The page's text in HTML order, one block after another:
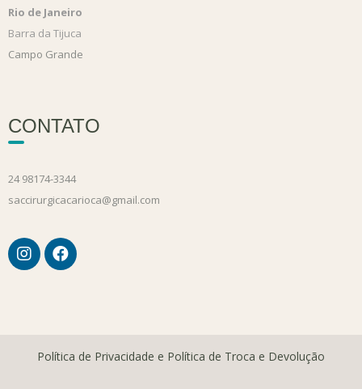
Rio de Janeiro
Barra da Tijuca
Campo Grande
CONTATO
24 98174-3344
saccirurgicacarioca@gmail.com
Política de Privacidade e Política de Troca e Devolução